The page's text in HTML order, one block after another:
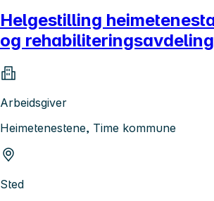
Helgestilling
og
Arbeidsgiver
Heimetenestene, Time kommune
Sted